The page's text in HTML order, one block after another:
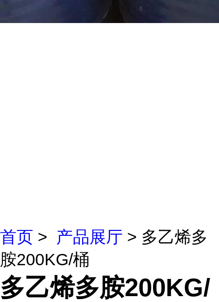
首页 > 产品展厅 > 多乙烯多
胺200KG/桶
多乙烯多胺200KG/